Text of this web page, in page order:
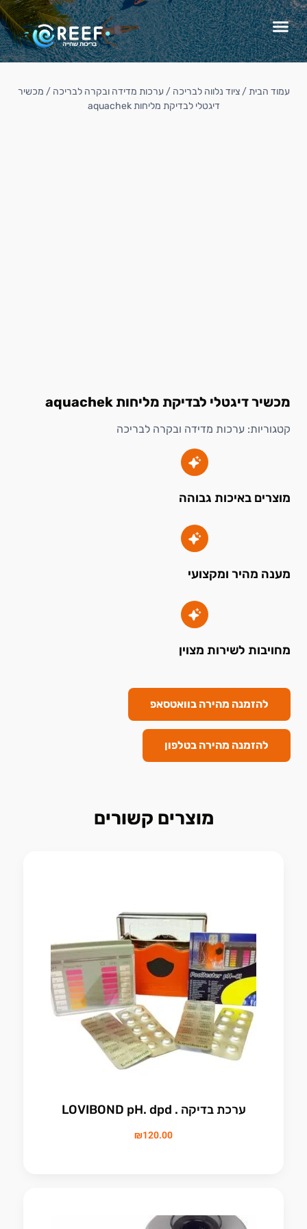
מכשיר דיגטלי לבדיקת מליחות aquachek
קטגוריות: ערכות מדידה ובקרה לבריכה
מוצרים באיכות גבוהה
מענה מהיר ומקצועי
מחויבות לשירות מצוין
להזמנה מהירה בוואטסאפ
להזמנה מהירה בטלפון
עמוד הבית/ציוד נלווה לבריכה / ערכות מדידה ובקרה לבריכה / מכשיר
דיגטלי לבדיקת מליחות aquachek
מוצרים קשורים
ערכת בדיקה . LOVIBOND pH. dpd
₪120.00